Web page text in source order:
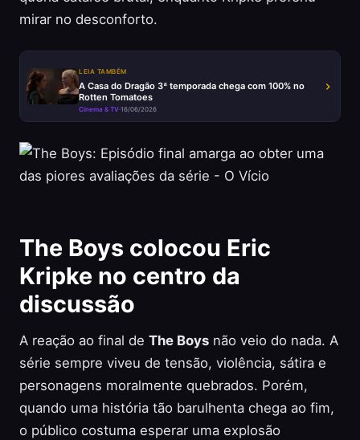
mirar no desconforto.
LEIA TAMBÉM
A Casa do Dragão 3ª temporada chega com 100% no
Rotten Tomatoes
Cinema & TV·16/06/2026
The Boys colocou Eric
Kripke no centro da
discussão
A reação ao final de The Boys não veio do nada. A
série sempre viveu de tensão, violência, sátira e
personagens moralmente quebrados. Porém,
quando uma história tão barulhenta chega ao fim,
o público costuma esperar uma explosão